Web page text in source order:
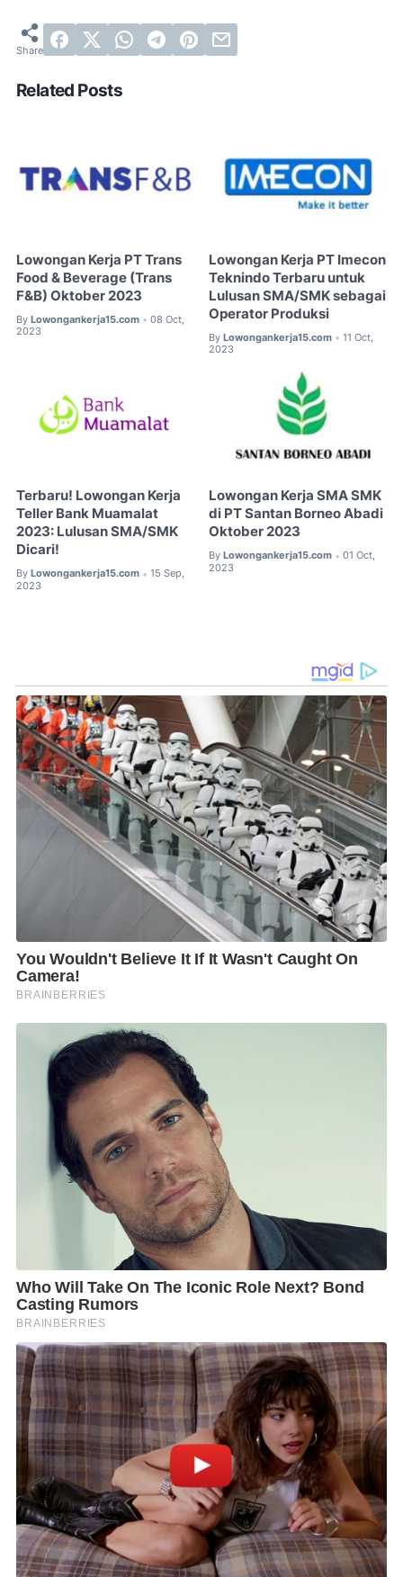
Related Posts
Lowongan Kerja PT Trans
Food & Beverage (Trans
F&B) Oktober 2023
By Lowongankerja15.com • 08 Oct,
2023
Lowongan Kerja PT Imecon
Teknindo Terbaru untuk
Lulusan SMA/SMK sebagai
Operator Produksi
By Lowongankerja15.com • 11 Oct,
2023
Terbaru! Lowongan Kerja
Teller Bank Muamalat
2023: Lulusan SMA/SMK
Dicari!
By Lowongankerja15.com • 15 Sep,
2023
Lowongan Kerja SMA SMK
di PT Santan Borneo Abadi
Oktober 2023
By Lowongankerja15.com • 01 Oct,
2023